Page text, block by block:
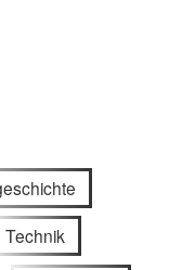
Technik